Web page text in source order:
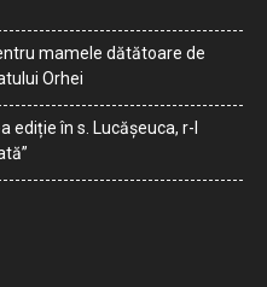
mamele dătătoare de
Orhei
ediție în s. Lucășeuca, r-l